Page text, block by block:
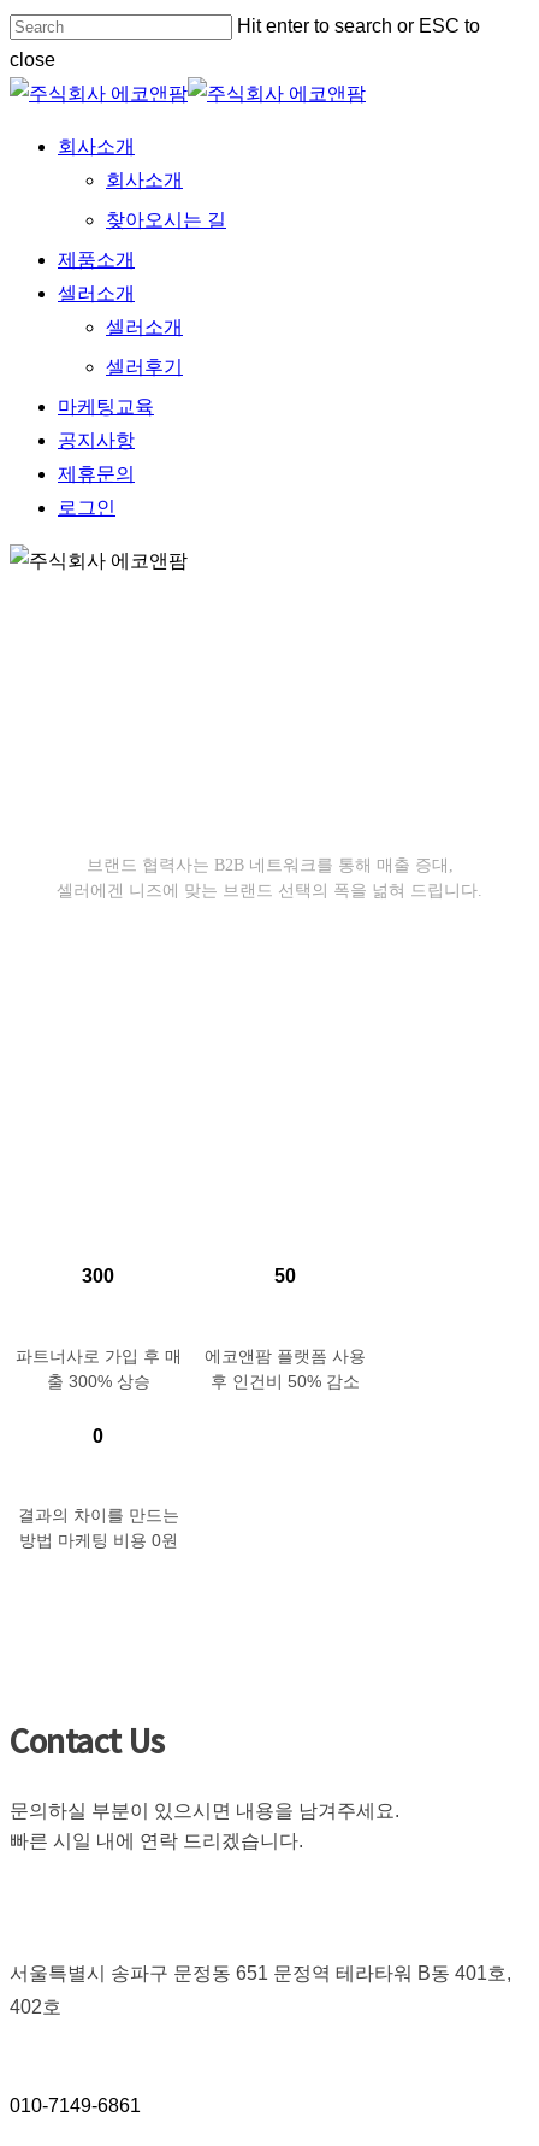
Skip
to
main
Hit enter to search or ESC to
close
Close
Menu
회사소개
회사소개
찾아오시는 길
제품소개
셀러소개
셀러소개
셀러후기
마케팅교육
공지사항
제휴문의
로그인
브랜드 협력사는 B2B 네트워크를 통해 매출 증대,
셀러에겐 니즈에 맞는 브랜드 선택의 폭을 넒혀 드립니다.
300
파트너사로 가입 후 매
출 300% 상승
50
에코앤팜 플랫폼 사용
후 인건비 50% 감소
0
결과의 차이를 만드는
방법 마케팅 비용 0원
Contact Us
문의하실 부분이 있으시면 내용을 남겨주세요.
빠른 시일 내에 연락 드리겠습니다.
서울특별시 송파구 문정동 651 문정역 테라타워 B동 401호,
402호
010-7149-6861